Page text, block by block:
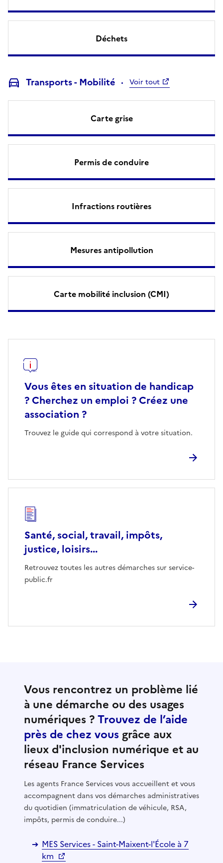
Déchets
Transports - Mobilité Voir tout
Carte grise
Permis de conduire
Infractions routières
Mesures antipollution
Carte mobilité inclusion (CMI)
Vous êtes en situation de handicap
? Cherchez un emploi ? Créez une
association ?
Trouvez le guide qui correspond à votre situation.
Santé, social, travail, impôts,
justice, loisirs...
Retrouvez toutes les autres démarches sur service-
public.fr
Vous rencontrez un problème lié
à une démarche ou des usages
numériques ?Trouvez de l’aide
près de chez vous grâce aux
lieux d'inclusion numérique et au
réseau France Services
Les agents France Services vous accueillent et vous
accompagnent dans vos démarches administratives
du quotidien (immatriculation de véhicule, RSA,
impôts, permis de conduire...)
MES Services - Saint-Maixent-l'École à 7
km